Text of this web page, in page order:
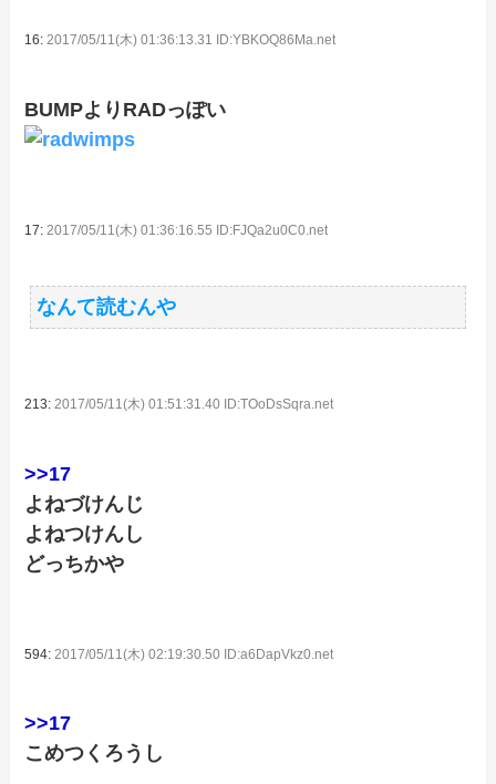
16:2017/05/11(木) 01:36:13.31 ID:YBKOQ86Ma.net
BUMPよりRADっぽい
17:2017/05/11(木) 01:36:16.55 ID:FJQa2u0C0.net
なんて読むんや
213: 2017/05/11(木) 01:51:31.40 ID:TOoDsSqra.net
>>17
よねづけんじ
よねつけんし
どっちかや
594: 2017/05/11(木) 02:19:30.50 ID:a6DapVkz0.net
>>17
こめつくろうし